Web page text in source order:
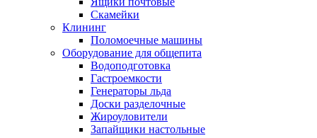
Скамейки
Клининг
Поломоечные машины
Оборудование для общепита
Водоподготовка
Гастроемкости
Генераторы льда
Доски разделочные
Жироуловители
Запайщики настольные